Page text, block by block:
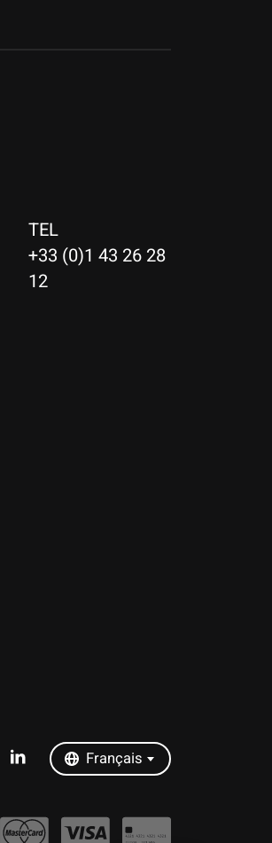
TEL
+33 (0)1 43 26 28
12
Français